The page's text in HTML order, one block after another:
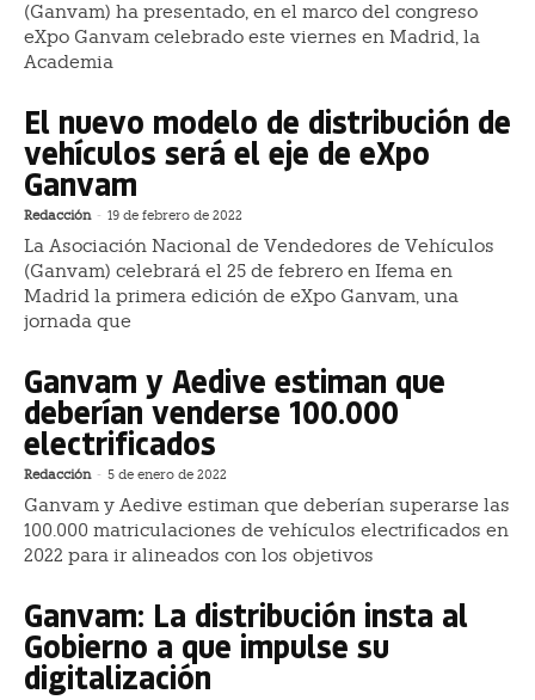
(Ganvam) ha presentado, en el marco del congreso
eXpo Ganvam celebrado este viernes en Madrid, la
Academia
El nuevo modelo de distribución de
vehículos será el eje de eXpo
Ganvam
Redacción - 19 de febrero de 2022
La Asociación Nacional de Vendedores de Vehículos
(Ganvam) celebrará el 25 de febrero en Ifema en
Madrid la primera edición de eXpo Ganvam, una
jornada que
Ganvam y Aedive estiman que
deberían venderse 100.000
electrificados
Redacción - 5 de enero de 2022
Ganvam y Aedive estiman que deberían superarse las
100.000 matriculaciones de vehículos electrificados en
2022 para ir alineados con los objetivos
Ganvam: La distribución insta al
Gobierno a que impulse su
digitalización